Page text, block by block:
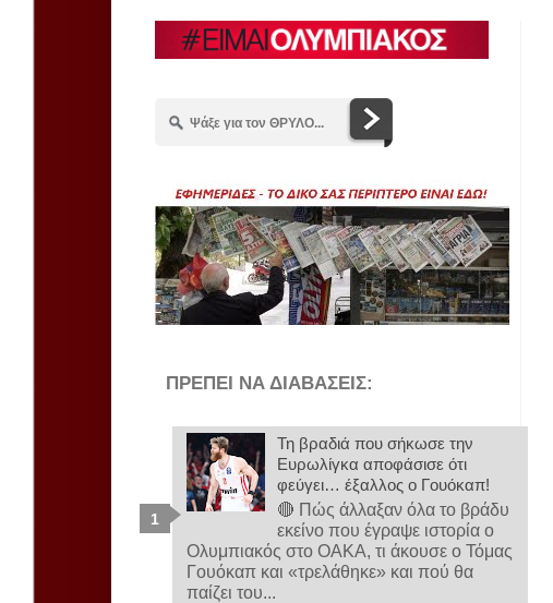
ΠΡΕΠΕΙ ΝΑ ΔΙΑΒΑΣΕΙΣ:
Τη βραδιά που σήκωσε την
Ευρωλίγκα αποφάσισε ότι
φεύγει… έξαλλος ο Γουόκαπ!
🔴 Πώς άλλαξαν όλα το βράδυ
εκείνο που έγραψε ιστορία ο
Ολυμπιακός στο ΟΑΚΑ, τι άκουσε ο Τόμας
Γουόκαπ και «τρελάθηκε» και πού θα
παίζει του...